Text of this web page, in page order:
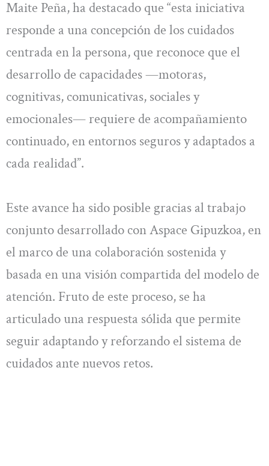
Maite Peña, ha destacado que “esta iniciativa
responde a una concepción de los cuidados
centrada en la persona, que reconoce que el
desarrollo de capacidades —motoras,
cognitivas, comunicativas, sociales y
emocionales— requiere de acompañamiento
continuado, en entornos seguros y adaptados a
cada realidad”.
Este avance ha sido posible gracias al trabajo
conjunto desarrollado con Aspace Gipuzkoa, en
el marco de una colaboración sostenida y
basada en una visión compartida del modelo de
atención. Fruto de este proceso, se ha
articulado una respuesta sólida que permite
seguir adaptando y reforzando el sistema de
cuidados ante nuevos retos.